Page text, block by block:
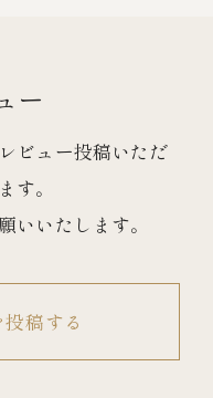
ー
ビュー投稿いただ
す。
いいたします。
稿する